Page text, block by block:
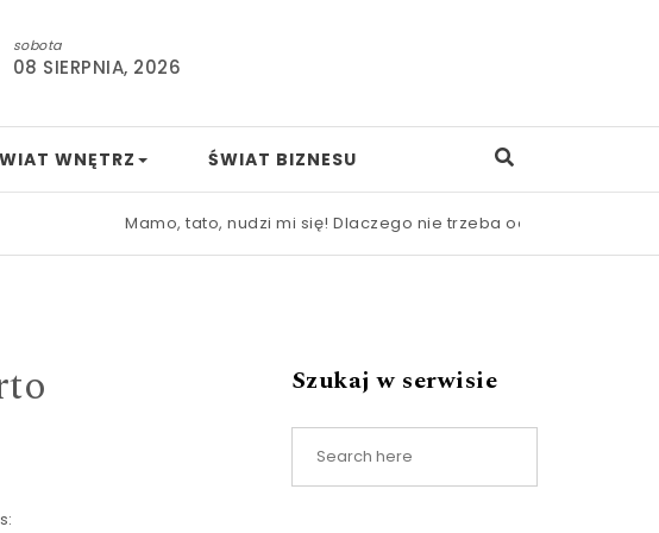
sobota
08 SIERPNIA, 2026
WNĘTRZ ŚWIAT BIZNESU
Mamo, tato, nudzi mi się! Dlaczego nie trzeba od razu ratować
Szukaj w serwisie